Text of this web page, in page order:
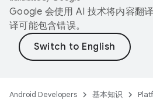
Google 会使用 AI 技术将内容翻
译可能包含错误。
Android Developers 基本知识